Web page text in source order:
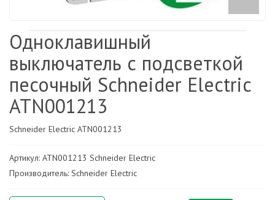
Одноклавишный
выключатель с подсветкой
песочный Schneider Electric
ATN001213
Schneider Electric ATN001213
Артикул: ATN001213 Schneider Electric
Производитель: Schneider Electric